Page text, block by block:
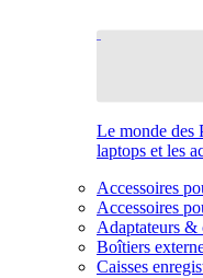
Le monde des
laptops et les
Accessoires
Accessoires
Adaptateurs &
Boîtiers
Caisses